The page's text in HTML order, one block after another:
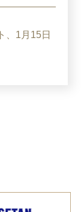
、1月15日